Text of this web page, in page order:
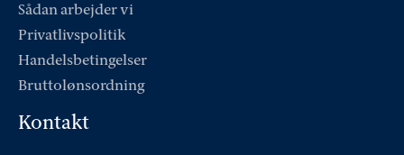
Sådan arbejder vi
Privatlivspolitik
Handelsbetingelser
Bruttolønsordning
Kontakt